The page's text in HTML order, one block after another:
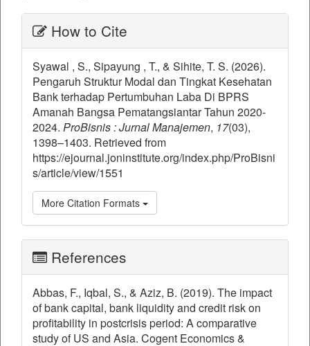
How to Cite
Syawal , S., Sipayung , T., & Sihite, T. S. (2026).
Pengaruh Struktur Modal dan Tingkat Kesehatan
Bank terhadap Pertumbuhan Laba Di BPRS
Amanah Bangsa Pematangsiantar Tahun 2020-
2024. ProBisnis : Jurnal Manajemen, 17(03),
1398–1403. Retrieved from
https://ejournal.joninstitute.org/index.php/ProBisni
s/article/view/1551
More Citation Formats
References
Abbas, F., Iqbal, S., & Aziz, B. (2019). The impact
of bank capital, bank liquidity and credit risk on
profitability in postcrisis period:‎ A comparative
study of US and Asia. Cogent Economics &